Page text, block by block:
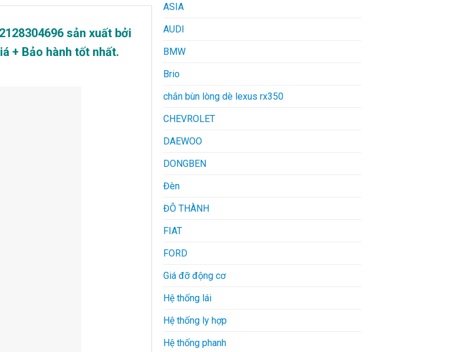
2128304696sản xuất bởi
+ Bảo hành tốt nhất.
ASIA
AUDI
BMW
Brio
chắn bùn lòng dè lexus rx350
CHEVROLET
DAEWOO
DONGBEN
Đèn
ĐÔ THÀNH
FIAT
FORD
Giá đỡ động cơ
Hệ thống lái
Hệ thống ly hợp
Hệ thống phanh